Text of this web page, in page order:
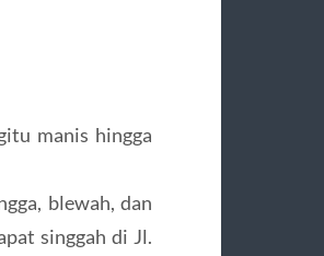
manis hingga
blewah, dan
singgah di Jl.